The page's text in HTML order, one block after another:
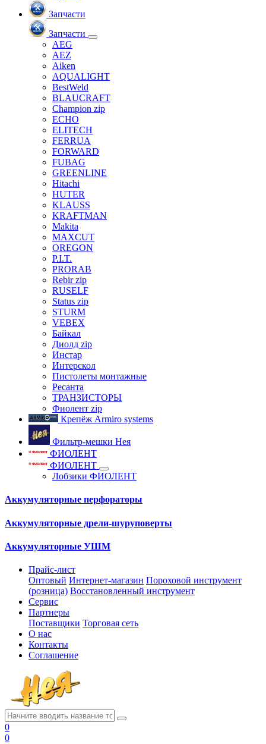
Запчасти
Запчасти
AEG
AEZ
Aiken
AQUALIGHT
BestWeld
BLAUCRAFT
Champion zip
ECHO
ELITECH
FERRUA
FORWARD
FUBAG
GREENLINE
Hitachi
HUTER
KLAUSS
KRAFTMAN
Makita
MAXCUT
OREGON
P.I.T.
PRORAB
Rebir zip
RUSELF
Status zip
STURM
VEBEX
Байкал
Диолд zip
Инстар
Интерскол
Пистолеты монтажные
Ресанта
ТРАНЗИСТОРЫ
Фиолент zip
Крепёж Armiro systems
Фильтр-мешки Нея
ФИОЛЕНТ
ФИОЛЕНТ
Лобзики ФИОЛЕНТ
Аккумуляторные перфораторы
Аккумуляторные дрели-шуруповерты
Аккумуляторные УШМ
Прайс-лист
Оптовый Интернет-магазин Пороховой инструмент
(розница) Восстановленный инструмент
Сервис
Партнеры
Поставщики Торговая сеть
О нас
Контакты
Соглашение
0
0